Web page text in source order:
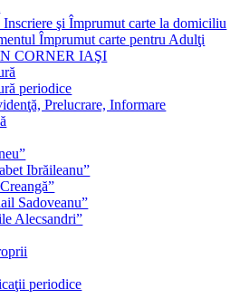
şi Împrumut carte la domiciliu
Împrumut carte pentru Adulţi
CORNER IAŞI
periodice
Prelucrare, Informare
Ibrăileanu”
Sadoveanu”
Alecsandri”
periodice